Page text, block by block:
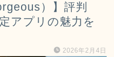
）】評判
アプリの魅力を
2026年2月4日